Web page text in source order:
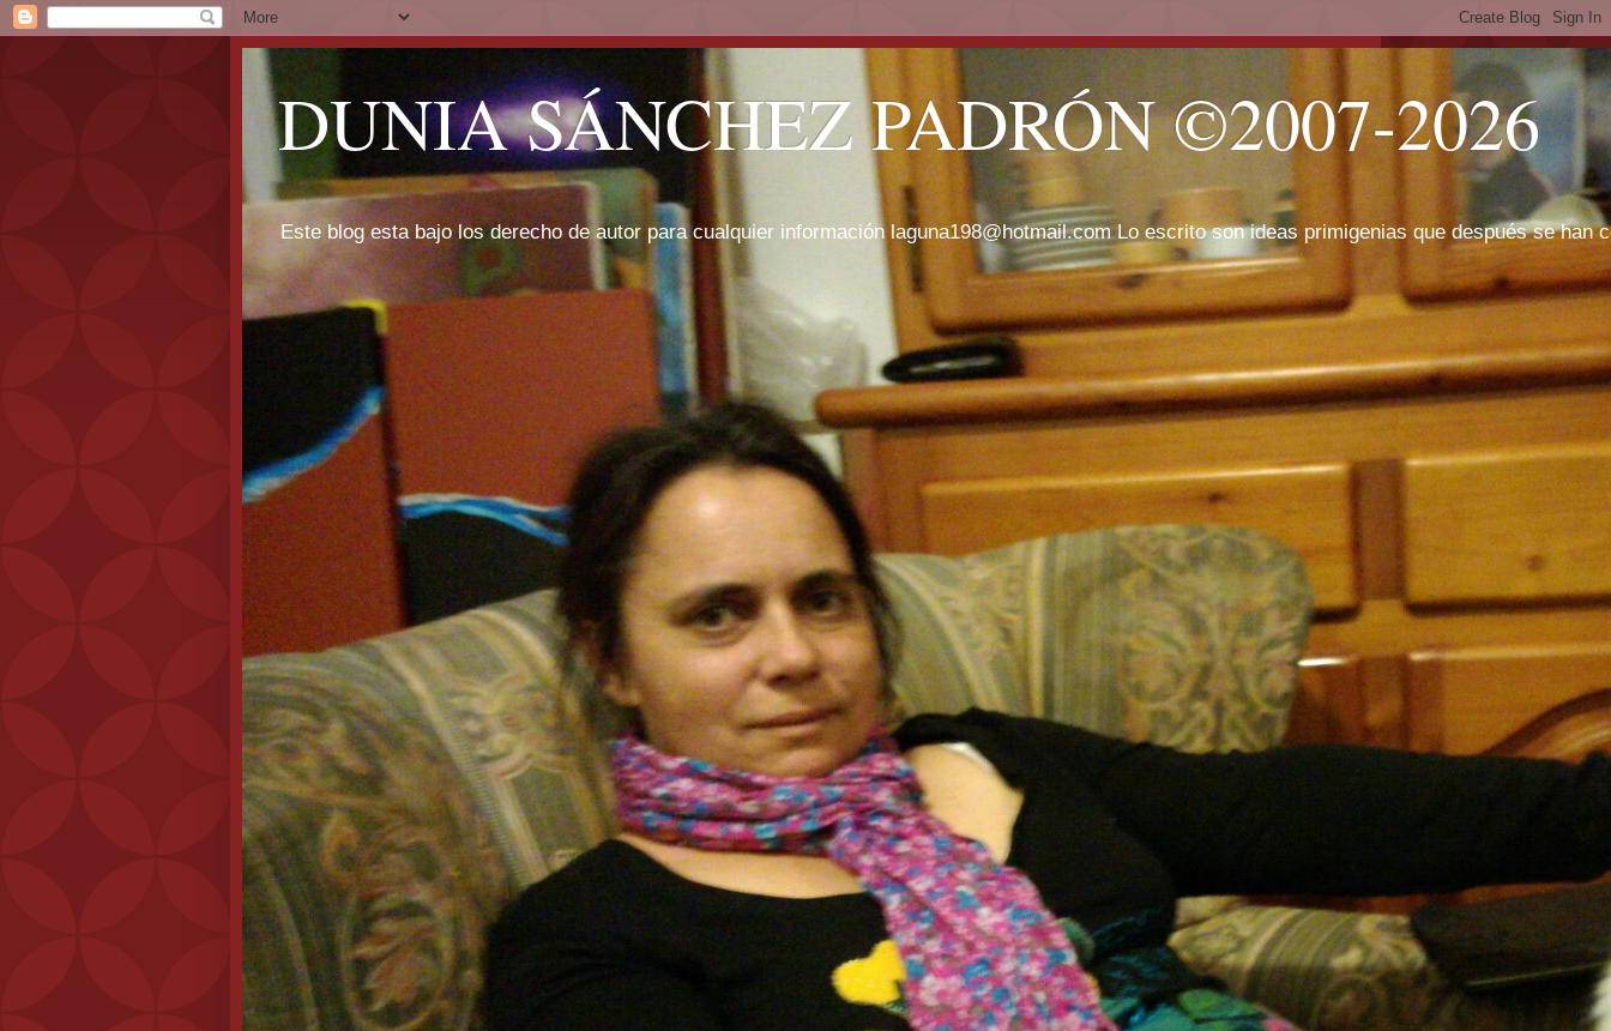
DUNIA SÁNCHEZ PADRÓN ©2007-2026
Este blog esta bajo los derecho de autor para cualquier información laguna198@hotmail.com Lo escrito son ideas primigenias que después se han